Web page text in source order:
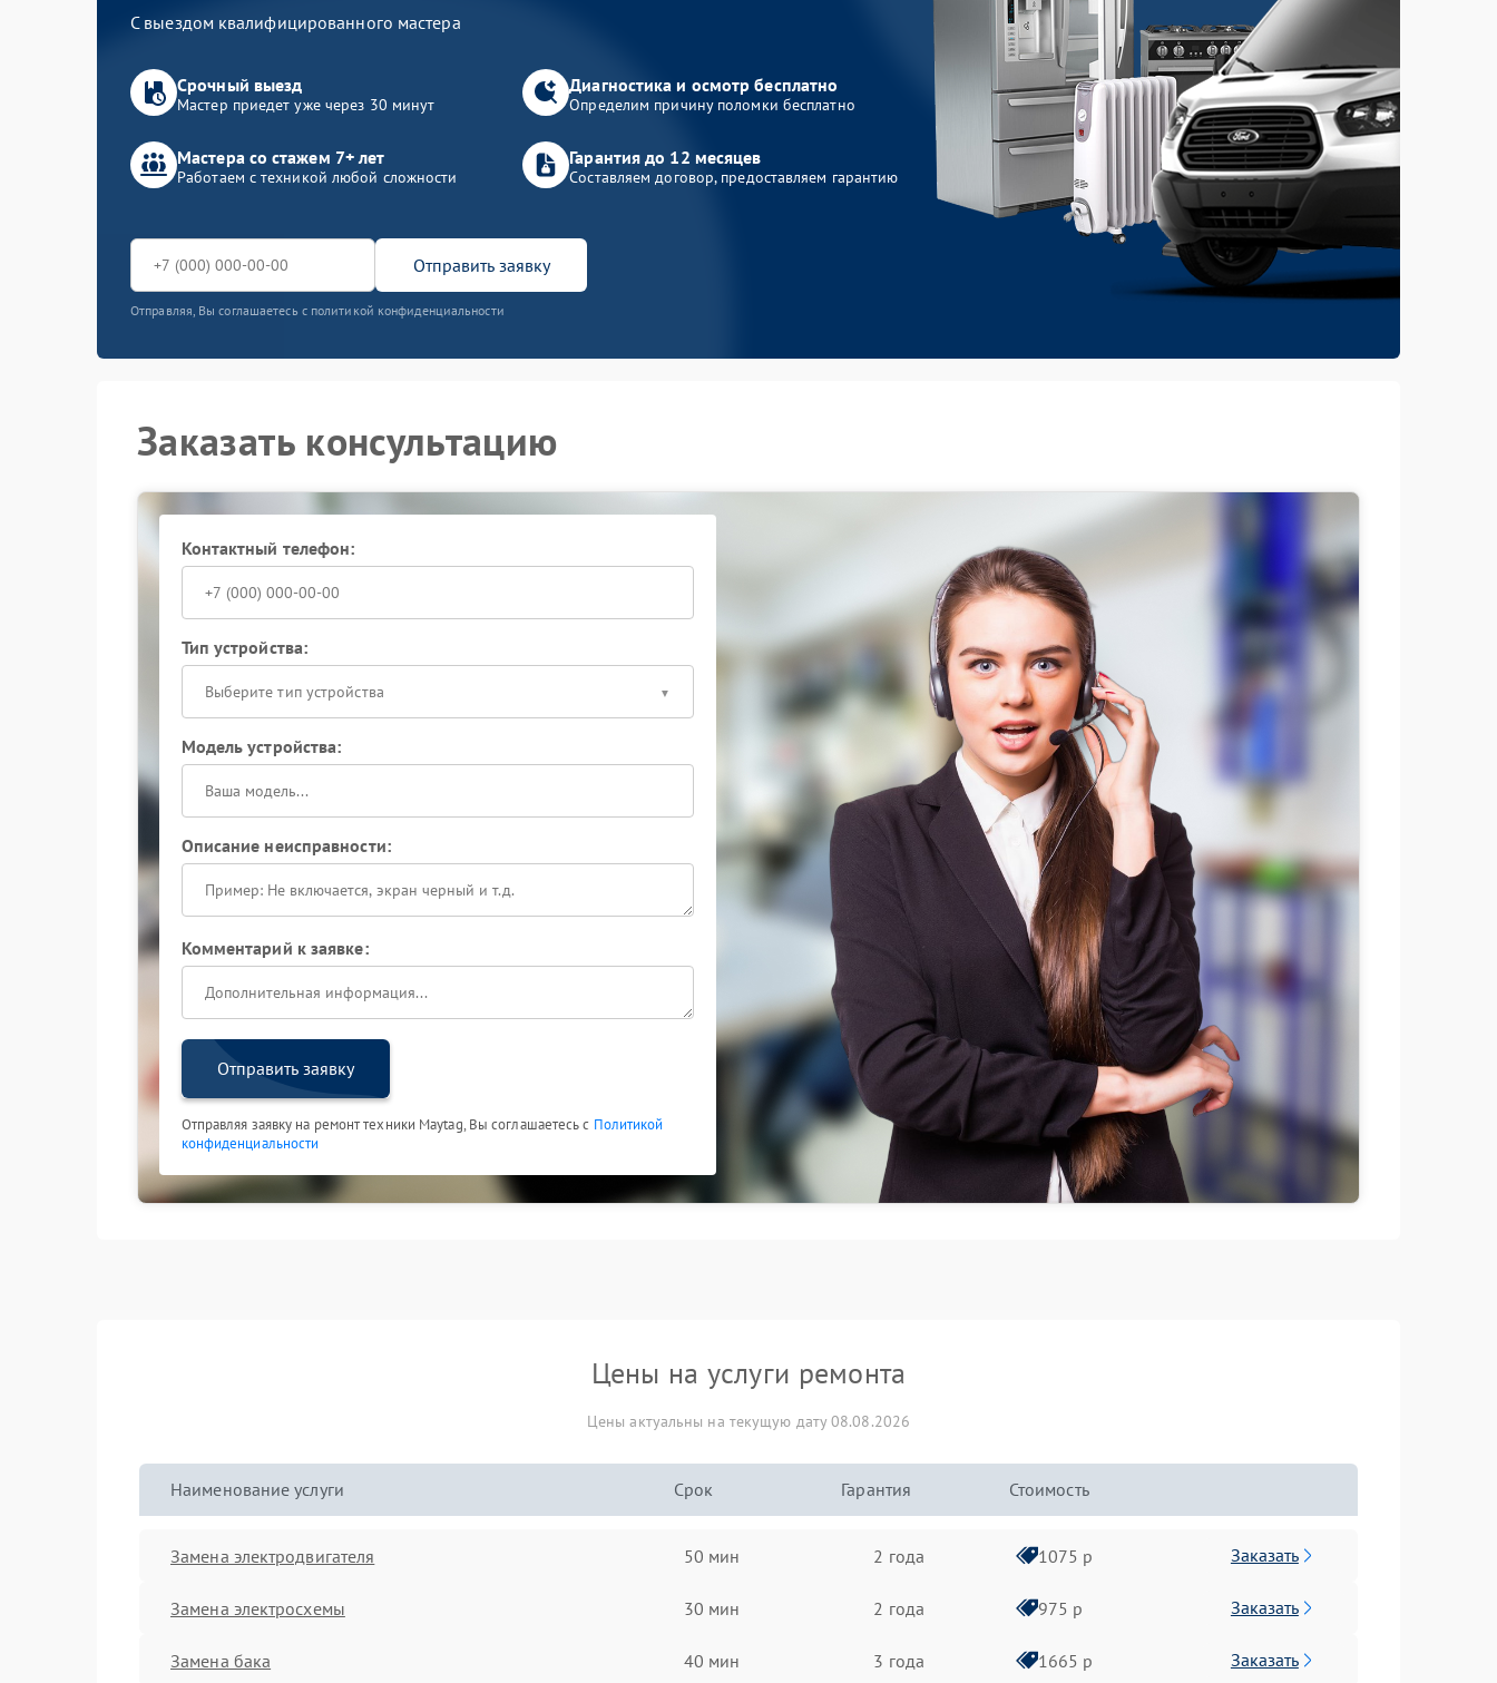
С выездом квалифицированного мастера
Срочный выезд
Мастер приедет уже через 30 минут
Диагностика и осмотр бесплатно
Определим причину поломки бесплатно
Мастера со стажем 7+ лет
Работаем с техникой любой сложности
Гарантия до 12 месяцев
Составляем договор, предоставляем гарантию
Отправить заявку
Отправляя, Вы соглашаетесь с политикой конфиденциальности
Заказать консультацию
Контактный телефон:
Тип устройства:
Выберите тип устройства
Модель устройства:
Описание неисправности:
Комментарий к заявке:
Отправить заявку
Отправляя заявку на ремонт техники Maytag, Вы соглашаетесь с Политикой
конфиденциальности
Цены на услуги ремонта
Цены актуальны на текущую дату 08.08.2026
Наименование услуги Срок Гарантия Стоимость
Замена электродвигателя 50 мин 2 года 1075 р Заказать
Замена электросхемы 30 мин 2 года 975 р Заказать
Замена бака 40 мин 3 года 1665 р Заказать